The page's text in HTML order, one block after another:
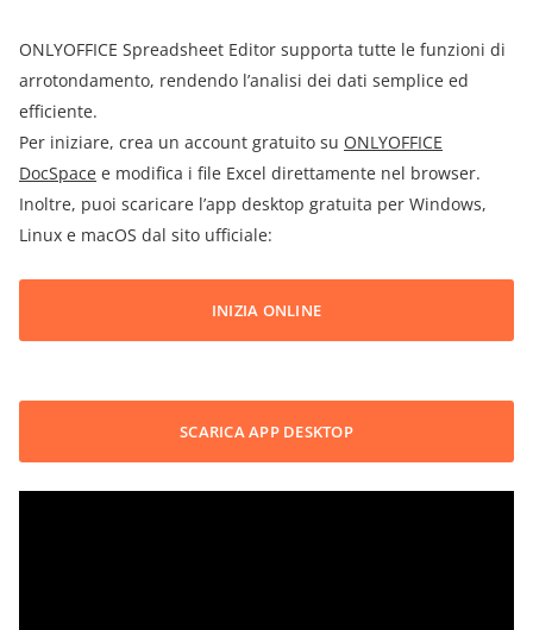
ONLYOFFICE Spreadsheet Editor supporta tutte le funzioni di
arrotondamento, rendendo l’analisi dei dati semplice ed
efficiente.
Per iniziare, crea un account gratuito su ONLYOFFICE
DocSpace e modifica i file Excel direttamente nel browser.
Inoltre, puoi scaricare l’app desktop gratuita per Windows,
Linux e macOS dal sito ufficiale:
INIZIA ONLINE
SCARICA APP DESKTOP